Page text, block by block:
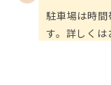
駐車場は時
す。詳しくは